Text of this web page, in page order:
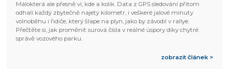
Málokterá ale přesně ví, kde a kolik. Data z GPS sledování přitom
odhalí každý zbytečně najetý kilometr, i veškeré jalové minuty
volnoběhu i řidiče, který šlape na plyn, jako by závodil v rallye.
Přečtěte si, jak proměnit surová čísla v reálné úspory díky chytré
správě vozového parku.
zobrazit článek >